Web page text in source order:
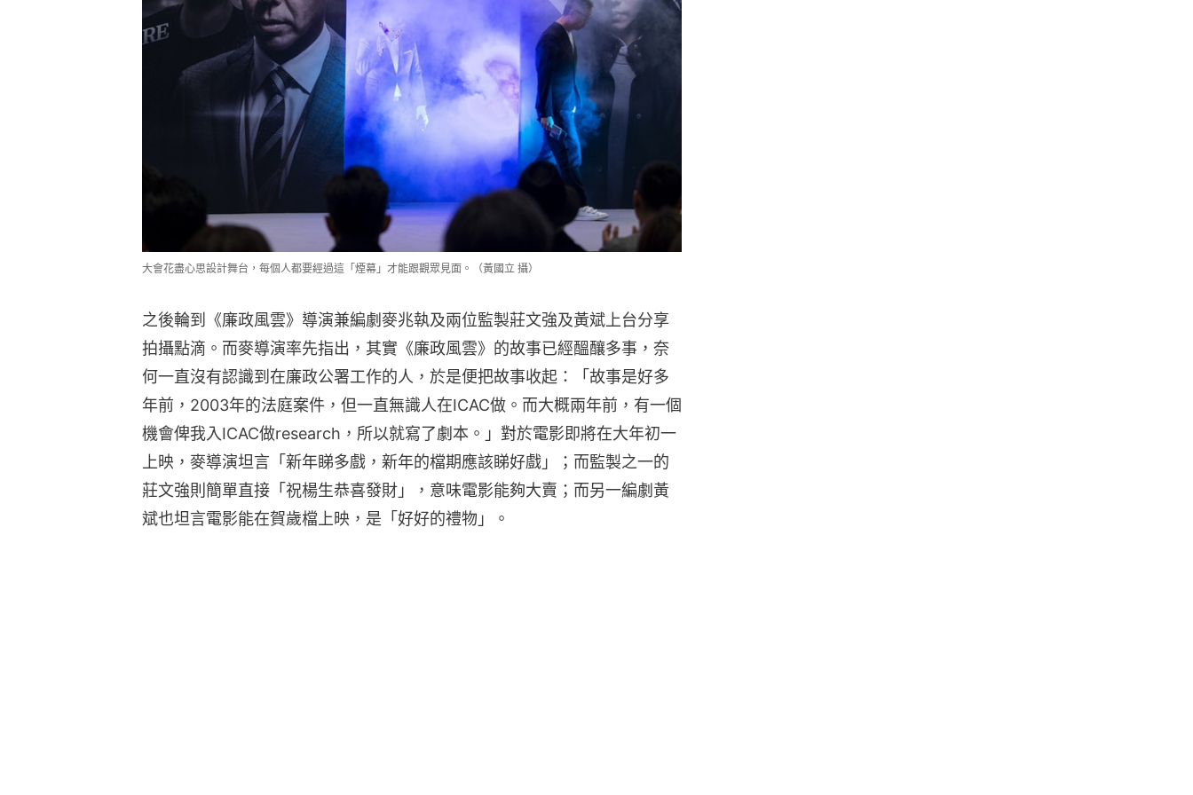
大會花盡心思設計舞台，每個人都要經過這「煙幕」才能跟觀眾見面。（黃國立 攝）
之後輪到《廉政風雲》導演兼編劇麥兆執及兩位監製莊文強及黃斌上台分享
拍攝點滴。而麥導演率先指出，其實《廉政風雲》的故事已經醞釀多事，奈
何一直沒有認識到在廉政公署工作的人，於是便把故事收起：「故事是好多
年前，2003年的法庭案件，但一直無識人在ICAC做。而大概兩年前，有一個
機會俾我入ICAC做research，所以就寫了劇本。」對於電影即將在大年初一
上映，麥導演坦言「新年睇多戲，新年的檔期應該睇好戲」；而監製之一的
莊文強則簡單直接「祝楊生恭喜發財」，意味電影能夠大賣；而另一編劇黃
斌也坦言電影能在賀歲檔上映，是「好好的禮物」。